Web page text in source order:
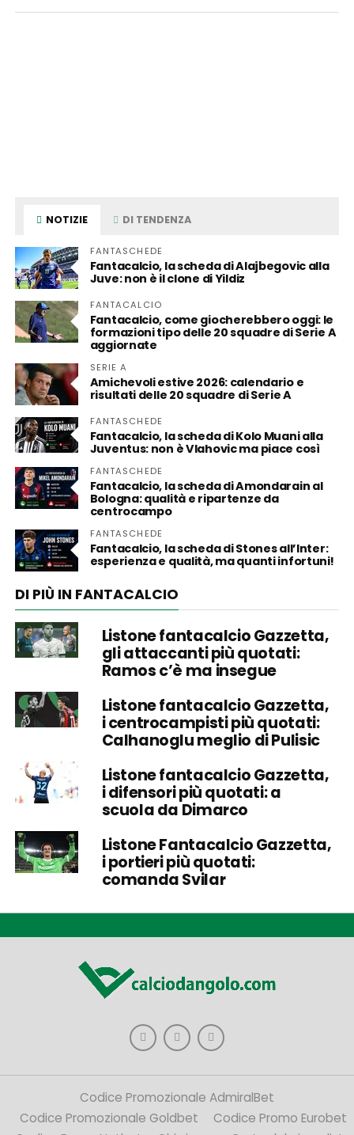
NOTIZIE DI TENDENZA
FANTASCHEDE
Fantacalcio, la scheda di Alajbegovic alla
Juve: non è il clone di Yildiz
FANTACALCIO
Fantacalcio, come giocherebbero oggi: le
formazioni tipo delle 20 squadre di Serie A
aggiornate
SERIE A
Amichevoli estive 2026: calendario e
risultati delle 20 squadre di Serie A
FANTASCHEDE
Fantacalcio, la scheda di Kolo Muani alla
Juventus: non è Vlahovic ma piace così
FANTASCHEDE
Fantacalcio, la scheda di Amondarain al
Bologna: qualità e ripartenze da
centrocampo
FANTASCHEDE
Fantacalcio, la scheda di Stones all’Inter:
esperienza e qualità, ma quanti infortuni!
DI PIÙ IN FANTACALCIO
Listone fantacalcio Gazzetta,
gli attaccanti più quotati:
Ramos c’è ma insegue
Listone fantacalcio Gazzetta,
i centrocampisti più quotati:
Calhanoglu meglio di Pulisic
Listone fantacalcio Gazzetta,
i difensori più quotati: a
scuola da Dimarco
Listone Fantacalcio Gazzetta,
i portieri più quotati:
comanda Svilar
Codice Promozionale AdmiralBet
Codice Promozionale Goldbet
Codice Promo Eurobet